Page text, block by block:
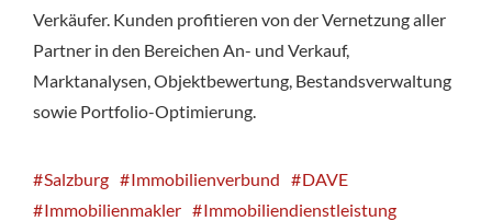
Verkäufer. Kunden profitieren von der Vernetzung aller
Partner in den Bereichen An- und Verkauf,
Marktanalysen, Objektbewertung, Bestandsverwaltung
sowie Portfolio-Optimierung.
Salzburg Immobilienverbund
DAVE
Immobilienmakler
Immobiliendienstleistung